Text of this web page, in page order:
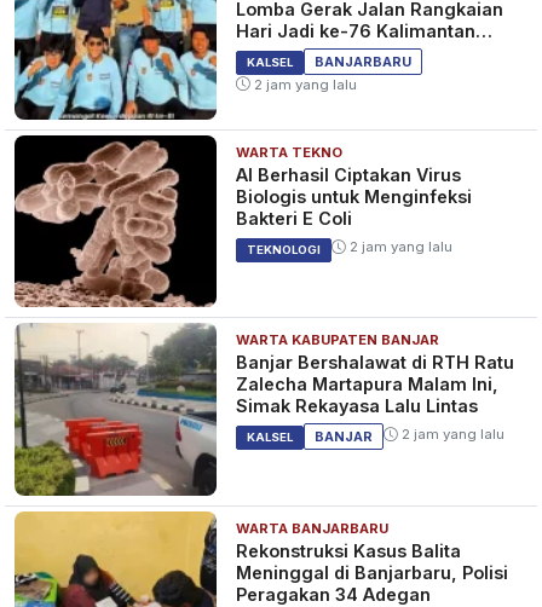
Lomba Gerak Jalan Rangkaian
Hari Jadi ke-76 Kalimantan
Selatan
KALSEL
BANJARBARU
2 jam yang lalu
WARTA TEKNO
AI Berhasil Ciptakan Virus
Biologis untuk Menginfeksi
Bakteri E Coli
TEKNOLOGI 2 jam yang lalu
WARTA KABUPATEN BANJAR
Banjar Bershalawat di RTH Ratu
Zalecha Martapura Malam Ini,
Simak Rekayasa Lalu Lintas
KALSEL BANJAR 2 jam yang lalu
WARTA BANJARBARU
Rekonstruksi Kasus Balita
Meninggal di Banjarbaru, Polisi
Peragakan 34 Adegan